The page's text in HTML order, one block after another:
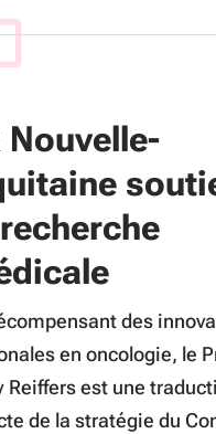
Nouvelle-
des
en oncologie, le
Reiffers est une
de la stratégie du